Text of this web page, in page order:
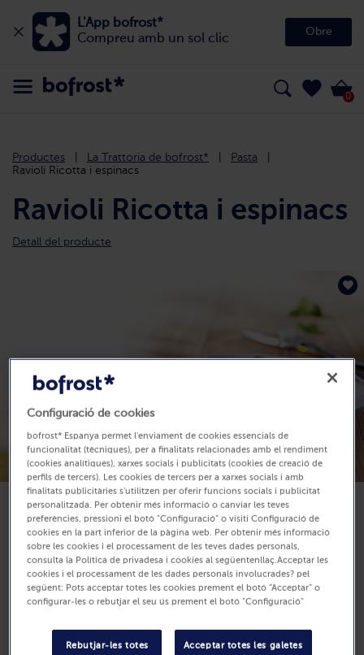
L'App bofrost*
Compreu amb un sol clic
Obre
0
Productes La Trattoria de bofrost*
Pasta
Ravioli Ricotta i espinacs
Ravioli Ricotta i espinacs
Detall del producte
Disponible
9,60 €
500 g (Preu per Kg 19.20 €)
Configuració de cookies
bofrost* Espanya permet l'enviament de cookies essencials de
funcionalitat (tècniques), per a finalitats relacionades amb el rendiment
(cookies analítiques), xarxes socials i publicitats (cookies de creació de
perfils de tercers). Les cookies de tercers per a xarxes socials i amb
finalitats publicitàries s'utilitzen per oferir funcions socials i publicitat
personalitzada. Per obtenir més informació o canviar les teves
preferències, pressioni el botó "Configuració" o visiti Configuració de
cookies en la part inferior de la pàgina web. Per obtenir més informació
sobre les cookies i el processament de les teves dades personals,
consulta la Política de privadesa i cookies al següentenllaç.Acceptar les
cookies i el processament de les dades personals involucrades? pel
següent: Pots acceptar totes les cookies prement el botó “Acceptar” o
configurar-les o rebutjar el seu ús prement el botó "Configuració"
Rebutjar-les totes Acceptar totes les galetes